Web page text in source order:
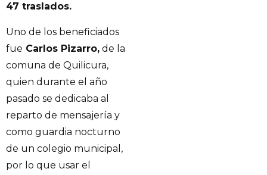
47 traslados.
Uno de los beneficiados
fue Carlos Pizarro, de la
comuna de Quilicura,
quien durante el año
pasado se dedicaba al
reparto de mensajería y
como guardia nocturno
de un colegio municipal,
por lo que usar el